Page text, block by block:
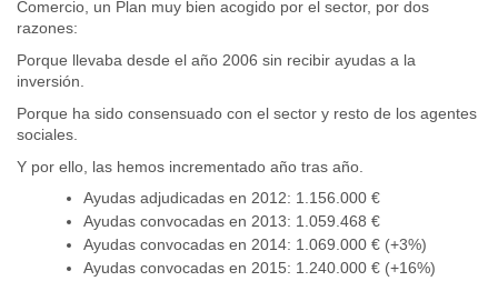
Comercio, un Plan muy bien acogido por el sector, por dos
razones:
Porque llevaba desde el año 2006 sin recibir ayudas a la
inversión.
Porque ha sido consensuado con el sector y resto de los agentes
sociales.
Y por ello, las hemos incrementado año tras año.
Ayudas adjudicadas en 2012: 1.156.000 €
Ayudas convocadas en 2013: 1.059.468 €
Ayudas convocadas en 2014: 1.069.000 € (+3%)
Ayudas convocadas en 2015: 1.240.000 € (+16%)